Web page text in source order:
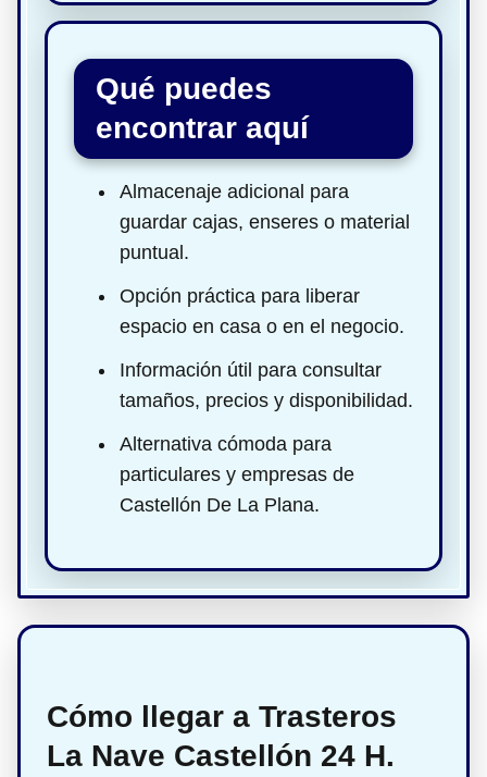
Qué puedes
encontrar aquí
Almacenaje adicional para
guardar cajas, enseres o material
puntual.
Opción práctica para liberar
espacio en casa o en el negocio.
Información útil para consultar
tamaños, precios y disponibilidad.
Alternativa cómoda para
particulares y empresas de
Castellón De La Plana.
Cómo llegar a Trasteros
La Nave Castellón 24 H.